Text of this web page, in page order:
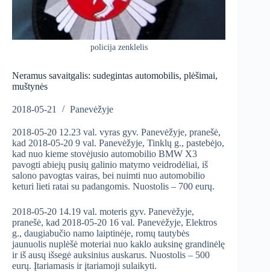
policija zenklelis
Neramus savaitgalis: sudegintas automobilis, plėšimai,
muštynės
2018-05-21 Panevėžyje
2018-05-20 12.23 val. vyras gyv. Panevėžyje, pranešė,
kad 2018-05-20 9 val. Panevėžyje, Tinklų g., pastebėjo,
kad nuo kieme stovėjusio automobilio BMW X3
pavogti abiejų pusių galinio matymo veidrodėliai, iš
salono pavogtas vairas, bei nuimti nuo automobilio
keturi lieti ratai su padangomis. Nuostolis – 700 eurų.
2018-05-20 14.19 val. moteris gyv. Panevėžyje,
pranešė, kad 2018-05-20 16 val. Panevėžyje, Elektros
g., daugiabučio namo laiptinėje, romų tautybės
jaunuolis nuplėšė moteriai nuo kaklo auksinę grandinėlę
ir iš ausų išsegė auksinius auskarus. Nuostolis – 500
eurų. Įtariamasis ir įtariamoji sulaikyti.